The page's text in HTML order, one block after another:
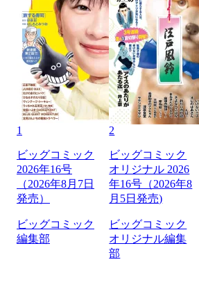
1
ビッグコミック
2026年16号
（2026年8月7日
発売）
ビッグコミック
編集部
2
ビッグコミック
オリジナル 2026
年16号（2026年8
月5日発売)
ビッグコミック
オリジナル編集
部